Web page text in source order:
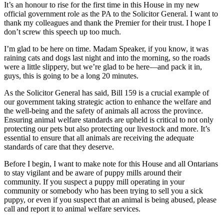
It’s an honour to rise for the first time in this House in my new
official government role as the PA to the Solicitor General. I want to
thank my colleagues and thank the Premier for their trust. I hope I
don’t screw this speech up too much.
I’m glad to be here on time. Madam Speaker, if you know, it was
raining cats and dogs last night and into the morning, so the roads
were a little slippery, but we’re glad to be here—and pack it in,
guys, this is going to be a long 20 minutes.
As the Solicitor General has said, Bill 159 is a crucial example of
our government taking strategic action to enhance the welfare and
the well-being and the safety of animals all across the province.
Ensuring animal welfare standards are upheld is critical to not only
protecting our pets but also protecting our livestock and more. It’s
essential to ensure that all animals are receiving the adequate
standards of care that they deserve.
Before I begin, I want to make note for this House and all Ontarians
to stay vigilant and be aware of puppy mills around their
community. If you suspect a puppy mill operating in your
community or somebody who has been trying to sell you a sick
puppy, or even if you suspect that an animal is being abused, please
call and report it to animal welfare services.